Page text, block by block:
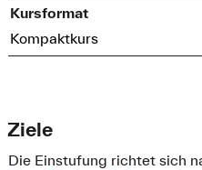
Kursformat
Kompaktkurs
Ziele
Die Einstufung richtet sich